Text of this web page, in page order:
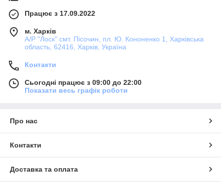
Працює з 17.09.2022
м. Харків
А/Р "Лоск" смт. Пісочин, пл. Ю. Кононенко 1, Харківська
область, 62416, Харків, Україна
Контакти
Сьогодні працює з 09:00 до 22:00
Показати весь графік роботи
Про нас
Контакти
Доставка та оплата